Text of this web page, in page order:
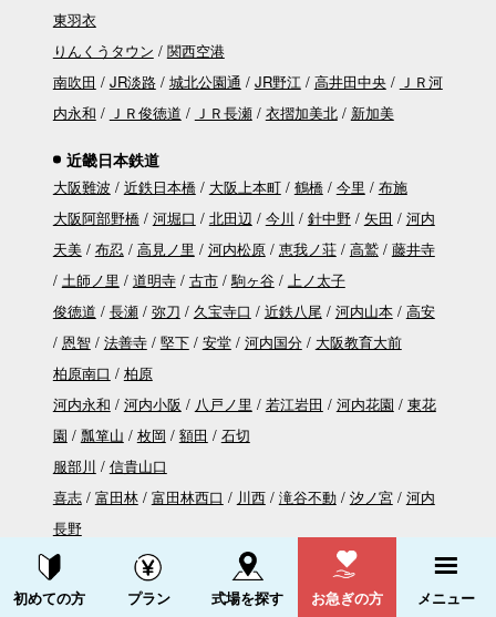
東羽衣
りんくうタウン
関西空港
南吹田
JR淡路 城北公園通 JR野江 高井田中央
ＪＲ河
内永和
ＪＲ俊徳道 ＪＲ長瀬 衣摺加美北 新加美
近畿日本鉄道
大阪難波 近鉄日本橋 大阪上本町 鶴橋 今里
布施
大阪阿部野橋
河堀口 北田辺 今川 針中野 矢田
河内
天美
布忍 高見ノ里 河内松原 恵我ノ荘 高鷲
藤井寺
土師ノ里
道明寺 古市 駒ヶ谷
上ノ太子
俊徳道
長瀬 弥刀 久宝寺口 近鉄八尾 河内山本
高安
恩智
法善寺 堅下 安堂 河内国分
大阪教育大前
柏原南口
柏原
河内永和
河内小阪 八戸ノ里 若江岩田 河内花園
東花
園
瓢箪山 枚岡 額田
石切
服部川
信貴山口
喜志
富田林 富田林西口 川西 滝谷不動 汐ノ宮
河内
長野
長田
吉田
高安山
資料請求する 電話をかける
初めての方 プラン 式場を探す お急ぎの方 メニュー